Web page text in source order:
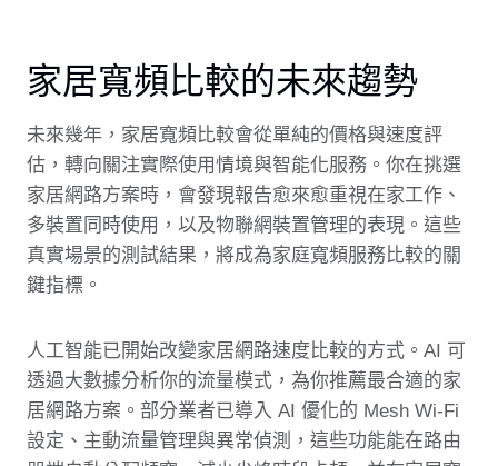
家居寬頻比較的未來趨勢
未來幾年，家居寬頻比較會從單純的價格與速度評
估，轉向關注實際使用情境與智能化服務。你在挑選
家居網路方案時，會發現報告愈來愈重視在家工作、
多裝置同時使用，以及物聯網裝置管理的表現。這些
真實場景的測試結果，將成為家庭寬頻服務比較的關
鍵指標。
人工智能已開始改變家居網路速度比較的方式。AI 可
透過大數據分析你的流量模式，為你推薦最合適的家
居網路方案。部分業者已導入 AI 優化的 Mesh Wi‑Fi
設定、主動流量管理與異常偵測，這些功能能在路由